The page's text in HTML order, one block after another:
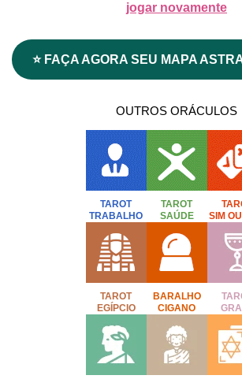
jogar novamente
⭐ FAÇA AGORA SEU MAPA
OUTROS ORÁCULOS
TAROT
TRABALHO
TAROT
SAÚDE
SIM
TAROT
EGÍPCIO
BARALHO
CIGANO